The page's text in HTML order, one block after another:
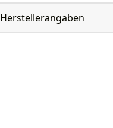
Herstellerangaben